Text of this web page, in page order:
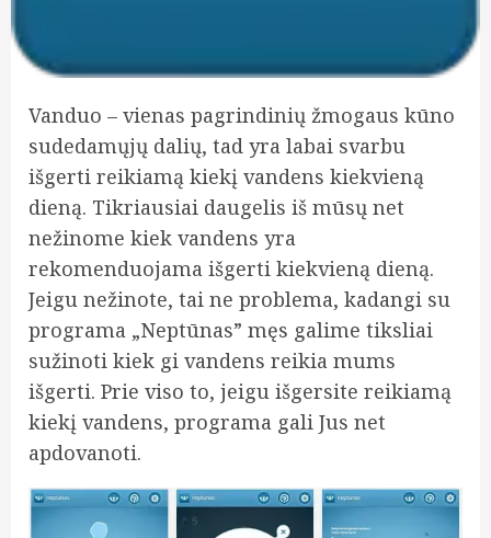
Vanduo – vienas pagrindinių žmogaus kūno
sudedamųjų dalių, tad yra labai svarbu
išgerti reikiamą kiekį vandens kiekvieną
dieną. Tikriausiai daugelis iš mūsų net
nežinome kiek vandens yra
rekomenduojama išgerti kiekvieną dieną.
Jeigu nežinote, tai ne problema, kadangi su
programa „Neptūnas” męs galime tiksliai
sužinoti kiek gi vandens reikia mums
išgerti. Prie viso to, jeigu išgersite reikiamą
kiekį vandens, programa gali Jus net
apdovanoti.